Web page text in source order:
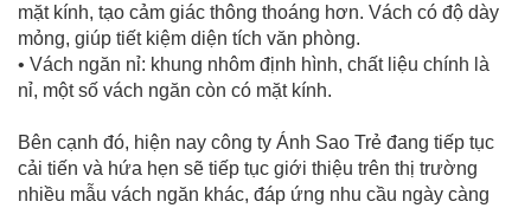
mặt kính, tạo cảm giác thông thoáng hơn. Vách có độ dày
mỏng, giúp tiết kiệm diện tích văn phòng.
• Vách ngăn nỉ: khung nhôm định hình, chất liệu chính là
nỉ, một số vách ngăn còn có mặt kính.
Bên cạnh đó, hiện nay công ty Ánh Sao Trẻ đang tiếp tục
cải tiến và hứa hẹn sẽ tiếp tục giới thiệu trên thị trường
nhiều mẫu vách ngăn khác, đáp ứng nhu cầu ngày càng